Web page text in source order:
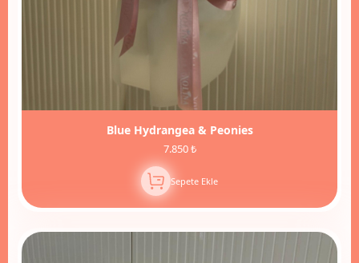
Blue Hydrangea & Peonies
7.850 ₺
Sepete Ekle